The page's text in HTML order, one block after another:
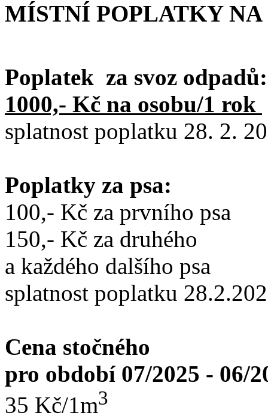
MÍSTNÍ POPLATKY NA
Poplatek za svoz odpadů:
1000,- Kč na osobu/1 rok
splatnost poplatku 28. 2.
Poplatky za psa:
100,- Kč za prvního psa
150,- Kč za druhého
a každého dalšího psa
splatnost poplatku
Cena stočného
pro období 07/2025 - 06/
35 Kč/1m3